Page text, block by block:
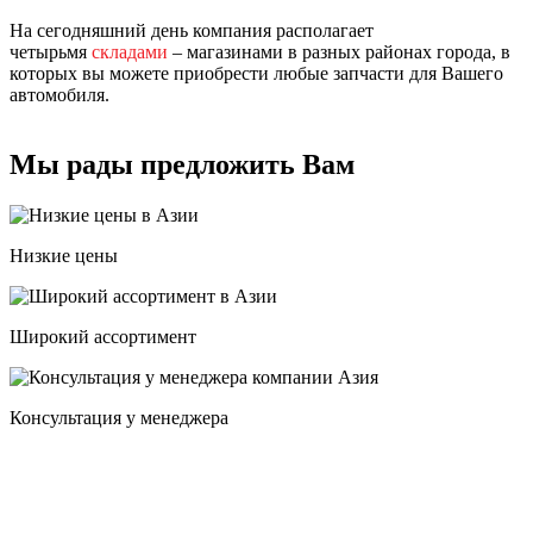
На сегодняшний день компания располагает
четырьмя складами – магазинами в разных районах города, в
которых вы можете приобрести любые запчасти для Вашего
автомобиля.
Мы рады предложить Вам
Низкие цены
Широкий ассортимент
Консультация у менеджера